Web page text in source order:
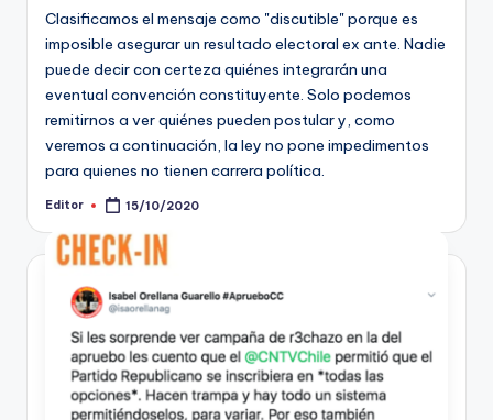
Clasificamos el mensaje como "discutible" porque es
imposible asegurar un resultado electoral ex ante. Nadie
puede decir con certeza quiénes integrarán una
eventual convención constituyente. Solo podemos
remitirnos a ver quiénes pueden postular y, como
veremos a continuación, la ley no pone impedimentos
para quienes no tienen carrera política.
Publicado
Editor 15/10/2020